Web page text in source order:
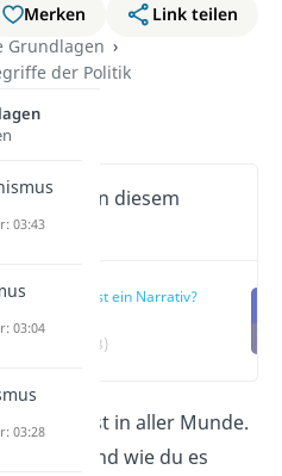
Merken
Link teilen
Grundlagen
der Politik
Inhalte in diesem
Was ist ein Narrativ?
(00:13)
Narrativ
ist in aller Munde.
genau ist und wie du es
03:43
03:04
03:28